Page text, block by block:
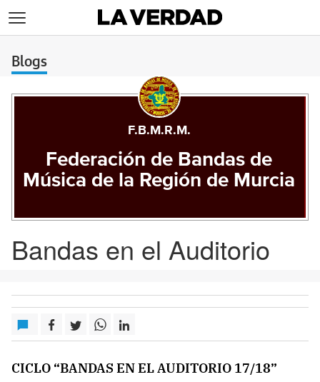
Blogs
F.B.M.R.M.
Federación de Bandas de
Música de la Región de Murcia
Bandas en el Auditorio
CICLO “BANDAS EN EL AUDITORIO 17/18”